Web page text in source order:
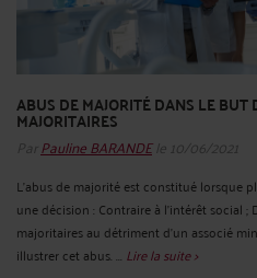
ABUS DE MAJORITÉ DANS LE BUT
MAJORITAIRES
Par Pauline BARANDEle 10/06/2021
L’abus de majorité est constitué lorsque
une décision : Contraire à l’intérêt social
majoritaires au détriment d’un associé
illustrer cet abus. ... Lire la suite >